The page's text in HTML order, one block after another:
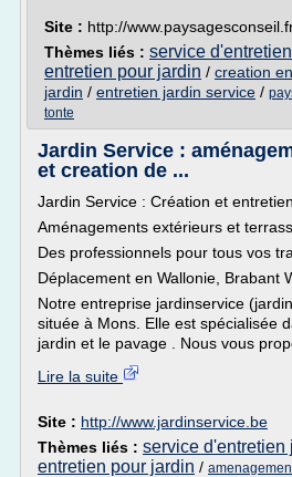
Site : http://
Thèmes liés : service
entretien pour jardin / creation
jardin / entretien jardin service /
tonte
Jardin Service :
et creation de ...
Jardin Service : Création et
Aménagements extérieurs et
Des professionnels pour tous vos
Déplacement en Wallonie, Brabant
Notre entreprise jardinservice
située à Mons. Elle est spécialisée
jardin et le pavage . Nous vous
Lire la suite
Site : http://www.jardinservice.be
Thèmes liés : service d'entretien
entretien pour jardin /